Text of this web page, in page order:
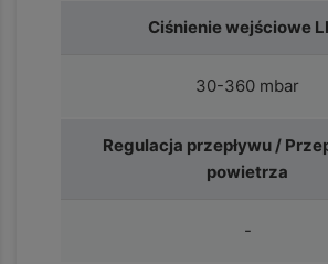
Ciśnienie wejściowe
30-360 mbar
Regulacja przepływu /
powietrza
-